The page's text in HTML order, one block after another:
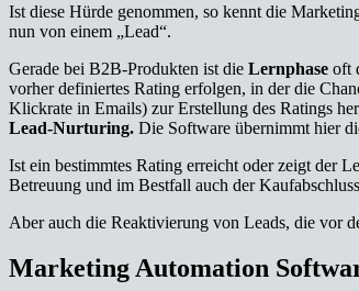
Ist diese Hürde genommen, so kennt die
nun von einem „Lead“.
Gerade bei B2B-Produkten ist die Lernphase oft
vorher definiertes Rating erfolgen, in der die
Klickrate in Emails) zur Erstellung des Ratings
Lead-Nurturing. Die Software übernimmt hier
Ist ein bestimmtes Rating erreicht oder zeigt der
Betreuung und im Bestfall auch der
Aber auch die Reaktivierung von Leads, die vor
Marketing Automation